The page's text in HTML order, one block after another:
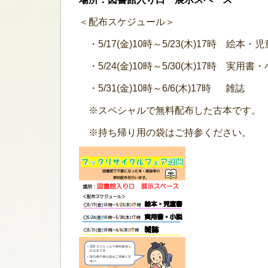
＜配布スケジュール＞
・5/17(金)10時～5/23(木)17時 絵本・児
・5/24(金)10時～5/30(木)17時 実用書・
・5/31(金)10時～6/6(木)17時 雑誌
※スペシャルで無料配布した古本です。
※持ち帰り用の袋はご持参ください。